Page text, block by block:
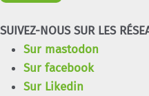
SUIVEZ-NOUS SUR LES
Sur mastodon
Sur facebook
Sur Likedin